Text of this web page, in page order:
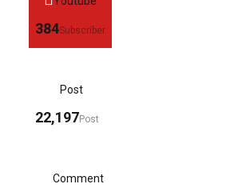
384Subscriber
Post
22,197Post
Comment